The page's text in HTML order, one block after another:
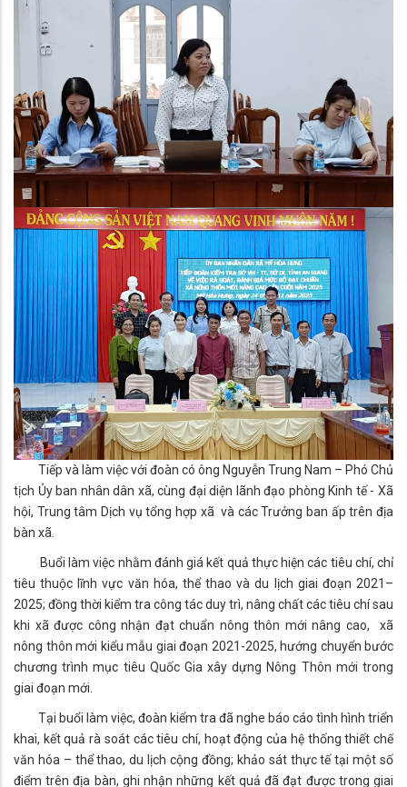
Tiếp và làm việc với đoàn có ông Nguyễn Trung Nam – Phó Chủ
tịch Ủy ban nhân dân xã, cùng đại diện lãnh đạo phòng Kinh tế - Xã
hội, Trung tâm Dịch vụ tổng hợp xã và các Trưởng ban ấp trên địa
bàn xã.
Buổi làm việc nhằm đánh giá kết quả thực hiện các tiêu chí, chỉ
tiêu thuộc lĩnh vực văn hóa, thể thao và du lịch giai đoạn 2021–
2025; đồng thời kiểm tra công tác duy trì, nâng chất các tiêu chí sau
khi xã được công nhận đạt chuẩn nông thôn mới nâng cao, xã
nông thôn mới kiểu mẫu giai đoạn 2021-2025, hướng chuyển bước
chương trình mục tiêu Quốc Gia xây dựng Nông Thôn mới trong
giai đoạn mới.
Tại buổi làm việc, đoàn kiểm tra đã nghe báo cáo tình hình triển
khai, kết quả rà soát các tiêu chí, hoạt động của hệ thống thiết chế
văn hóa – thể thao, du lịch cộng đồng; khảo sát thực tế tại một số
điểm trên địa bàn, ghi nhận những kết quả đã đạt được trong giai